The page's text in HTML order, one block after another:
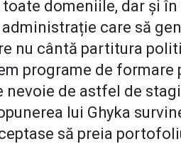
toate domeniile, dar și
administrație care să
nu cântă partitura
programe de
nevoie de astfel de
lui Ghyka
să preia